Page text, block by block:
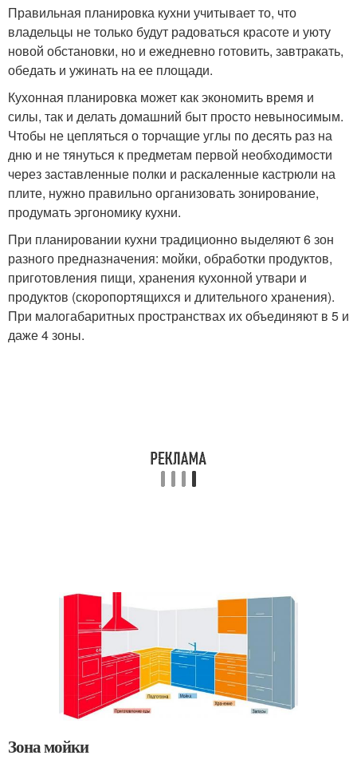
Правильная планировка кухни учитывает то, что
владельцы не только будут радоваться красоте и уюту
новой обстановки, но и ежедневно готовить, завтракать,
обедать и ужинать на ее площади.
Кухонная планировка может как экономить время и
силы, так и делать домашний быт просто невыносимым.
Чтобы не цепляться о торчащие углы по десять раз на
дню и не тянуться к предметам первой необходимости
через заставленные полки и раскаленные кастрюли на
плите, нужно правильно организовать зонирование,
продумать эргономику кухни.
При планировании кухни традиционно выделяют 6 зон
разного предназначения: мойки, обработки продуктов,
приготовления пищи, хранения кухонной утвари и
продуктов (скоропортящихся и длительного хранения).
При малогабаритных пространствах их объединяют в 5 и
даже 4 зоны.
Зона мойки